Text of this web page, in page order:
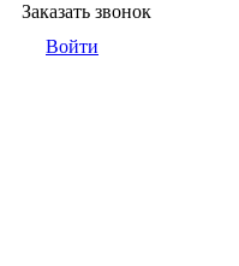
Заказать звонок
Войти